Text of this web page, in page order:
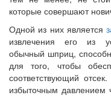
которые совершают
Одной из них является
извлечения его из
обычный шприц,
для того, чтобы
соответствующий
избыточным давлением